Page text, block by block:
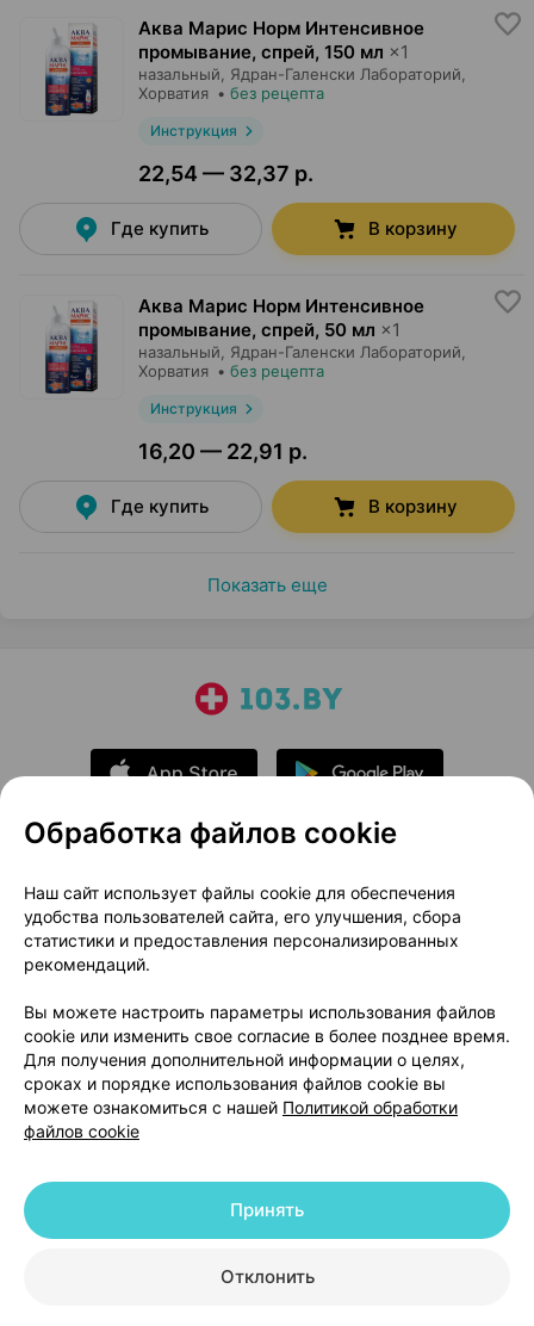
Аква Марис Норм Интенсивное
промывание, спрей, 150 мл ×1
назальный, Ядран-Галенски Лабораторий
Хорватия • без рецепта
Инструкция
22,54 — 32,37 р.
Где купить В корзину
Аква Марис Норм Интенсивное
промывание, спрей, 50 мл ×1
назальный, Ядран-Галенски Лабораторий
Хорватия • без рецепта
Инструкция
16,20 — 22,91 р.
Где купить В корзину
Показать еще
О проекте
Новости проекта
Размещение рекламы
Медицинский маркетинг
Публичный договор
Доставка
Способы оплаты
Вакансии
Партнеры
Написать руководителю 103.by
Написать в поддержку
Персональные настройки Cookie
© 2026 ООО «Артокс Лаб», УНП 191700409 | 220012, Республика Беларусь,
+375 291212755
Обработка файлов cookie
Наш сайт использует файлы cookie для обеспечения
удобства пользователей сайта, его улучшения, сбора
статистики и предоставления персонализированных
рекомендаций.
Вы можете настроить параметры использования файлов
cookie или изменить свое согласие в более позднее время.
Для получения дополнительной информации о целях,
сроках и порядке использования файлов cookie вы
можете ознакомиться с нашей Политикой обработки
файлов cookie
Отклонить
Принять